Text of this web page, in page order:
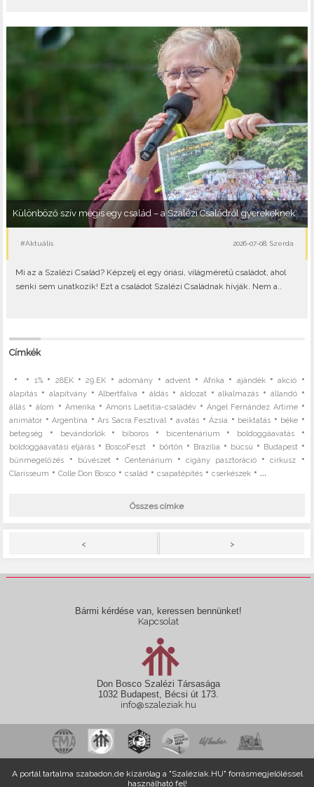
Különböző szív mégis egy család – a Szalézi Családról gyerekeknek
#Aktuális 2026-07-08, Szerda
Mi az a Szalézi Család? Képzelj el egy óriási, világméretű családot, ahol
senki sem unatkozik! Ezt a családot Szalézi Családnak hívják. Nem a..
Címkék
• • 1%• 28EK•29.EK •adomány •advent • Afrika • ajándék•akció •
alapítás • alapítvány•Albertfalva •áldás • áldozat•alkalmazás • állandó•
állás •álom • Amerika • Amoris Laetitia-családév •Ángel Fernández Artime•
animátor •Argentína •Ars Sacra Fesztivál •avatás •Ázsia • beiktatás • béke •
betegség • bevándorlók• bíboros • bicentenárium • boldoggáavatás•
boldoggáavatási eljárás • BoscoFeszt • börtön • Brazília • búcsú • Budapest•
bűnmegelőzés • bűvészet• Centenárium •cigány pasztoráció•cirkusz •
Clarisseum •Colle Don Bosco •család •csapatépítés •cserkészek • ...
Összes címke
< >
Bármi kérdése van, keressen bennünket!
Kapcsolat
Don Bosco Szalézi Társasága
1032 Budapest, Bécsi út 173.
info@szaleziak.hu
A portál tartalma szabadon,de kizárólag a "Szaléziak.HU" forrásmegjelöléssel
használható fel!